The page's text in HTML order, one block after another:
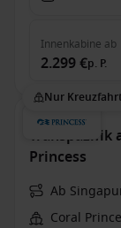
Innenkabine ab
2.299 €p. P.
Nur
Transpazifik
Princess
Ab
Coral